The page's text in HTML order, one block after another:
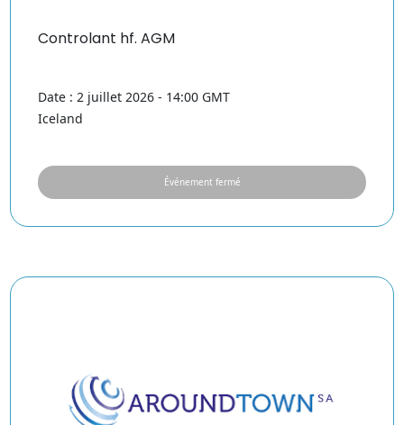
Controlant hf. AGM
Date : 2 juillet 2026 - 14:00 GMT
Iceland
Événement fermé